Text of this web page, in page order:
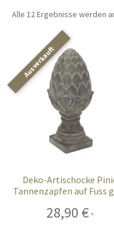
Licht
Ostern
Bar-Küche
Möbel
Alle 12 Ergebnisse werden
Deko-Artischocke
Tannenzapfen auf Fuss
28,90 € *